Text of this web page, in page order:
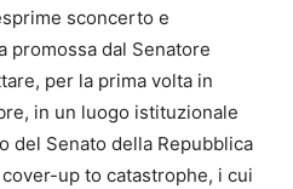
sconcerto e
promossa dal Senatore
per la prima volta in
in un luogo istituzionale
del Senato della Repubblica
up to catastrophe, i cui